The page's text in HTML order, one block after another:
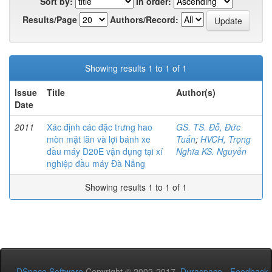
Results/Page
Authors/Record:
Showing results 1 to 1 of 1
Issue
Date
Title Author(s)
2011
Xác định các đặc trưng hao
mòn mặt lăn và lợi bánh xe
đầu máy D20E vận dụng tại xí
nghiệp đầu máy Đà Nẵng
GS. TS. Đỗ, Đức
Tuấn; HVCH, Trọng
Nghĩa KS. Nguyễn
Showing results 1 to 1 of 1